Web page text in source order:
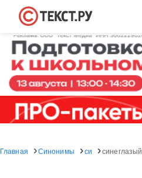
Главная Синонимы си синеглазый